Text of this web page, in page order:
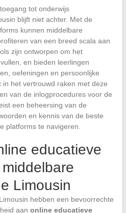
tot onderwijs
blijft niet achter. Met de
kunnen middelbare
van een breed scala aan
zijn ontworpen om het
en bieden leerlingen
oefeningen en persoonlijke
het vertrouwd raken met deze
van de inlogprocedures voor de
een beheersing van de
en kennis van de beste
platforms te navigeren.
educatieve
Limousin
hebben een bevoorrechte
aan online educatieve